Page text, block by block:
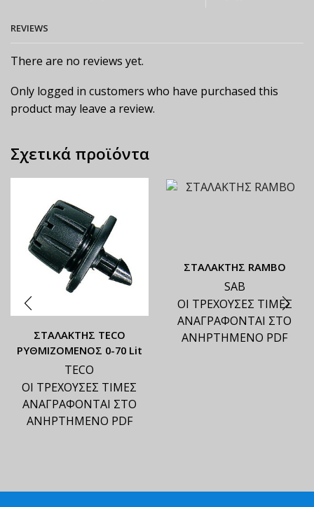
REVIEWS
There are no reviews yet.
Only logged in customers who have purchased this
product may leave a review.
Σχετικά προϊόντα
ΣΤΑΛΑΚΤΗΣ TECO
ΡΥΘΜΙΖΟΜΕΝΟΣ 0-70 Lit
TECO
ΟΙ ΤΡΕΧΟΥΣΕΣ ΤΙΜΕΣ
ΑΝΑΓΡΑΦΟΝΤΑΙ ΣΤΟ
ΑΝΗΡΤΗΜΕΝΟ PDF
ΣΤΑΛΑΚΤΗΣ RAMBO
SAB
ΟΙ ΤΡΕΧΟΥΣΕΣ ΤΙΜΕΣ
ΑΝΑΓΡΑΦΟΝΤΑΙ ΣΤΟ
ΑΝΗΡΤΗΜΕΝΟ PDF